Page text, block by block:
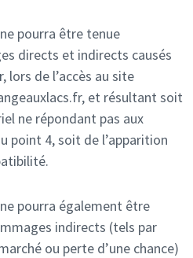
pourra être tenue
directs et indirects causés
lors de l’accès au site
et résultant soit
ne répondant pas aux
point 4, soit de l’apparition
pourra également être
indirects (tels par
ou perte d’une chance)